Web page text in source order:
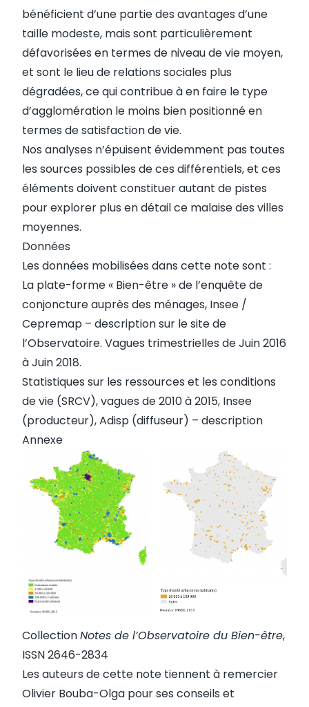
bénéficient d’une partie des avantages d’une
taille modeste, mais sont particulièrement
défavorisées en termes de niveau de vie moyen,
et sont le lieu de relations sociales plus
dégradées, ce qui contribue à en faire le type
d’agglomération le moins bien positionné en
termes de satisfaction de vie.
Nos analyses n’épuisent évidemment pas toutes
les sources possibles de ces différentiels, et ces
éléments doivent constituer autant de pistes
pour explorer plus en détail ce malaise des villes
moyennes.
Données
Les données mobilisées dans cette note sont :
La plate-forme « Bien-être » de l’enquête de
conjoncture auprès des ménages, Insee /
Cepremap – descriptionsur le site de
l’Observatoire. Vagues trimestrielles de Juin 2016
à Juin 2018.
Statistiques sur les ressources et les conditions
de vie (SRCV), vagues de 2010 à 2015, Insee
(producteur), Adisp (diffuseur) – description
Annexe
CollectionNotes de l’Observatoire du Bien-être,
ISSN 2646-2834
Les auteurs de cette note tiennent à remercier
Olivier Bouba-Olga pour ses conseils et